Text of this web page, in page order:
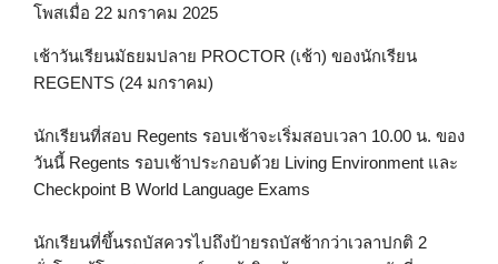
โพสเมื่อ 22 มกราคม 2025
เช้าวันเรียนมัธยมปลาย PROCTOR (เช้า) ของนักเรียน
REGENTS (24 มกราคม)
นักเรียนที่สอบ Regents รอบเช้าจะเริ่มสอบเวลา 10.00 น. ของ
วันนี้ Regents รอบเช้าประกอบด้วย Living Environment และ
Checkpoint B World Language Exams
นักเรียนที่ขึ้นรถบัสควรไปถึงป้ายรถบัสช้ากว่าเวลาปกติ 2